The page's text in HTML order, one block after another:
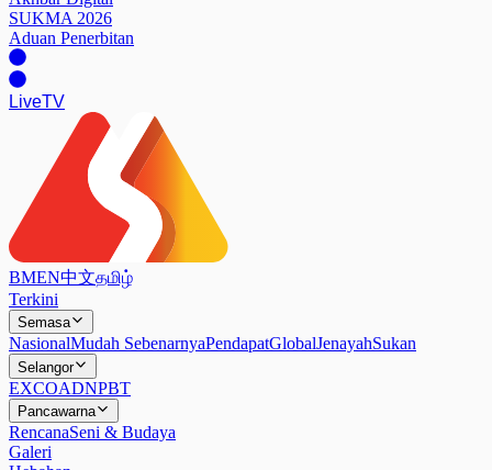
SUKMA 2026
Aduan Penerbitan
LiveTV
BMEN中文தமிழ்
Terkini
Semasa
NasionalMudah SebenarnyaPendapatGlobalJenayahSukan
Selangor
EXCOADNPBT
Pancawarna
RencanaSeni & Budaya
Galeri